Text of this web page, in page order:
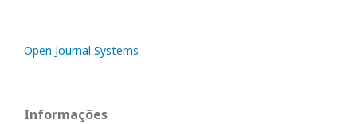
Open Journal Systems
Informações